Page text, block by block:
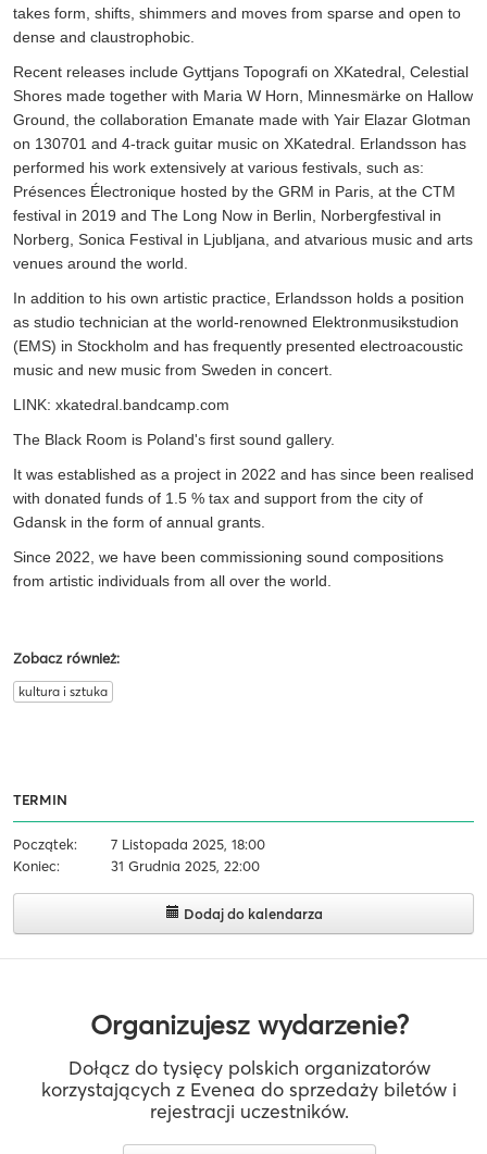
takes form, shifts, shimmers and moves from sparse and open to
dense and claustrophobic.
Recent releases include Gyttjans Topografi on XKatedral, Celestial
Shores made together with Maria W Horn, Minnesmärke on Hallow
Ground, the collaboration Emanate made with Yair Elazar Glotman
on 130701 and 4-track guitar music on XKatedral. Erlandsson has
performed his work extensively at various festivals, such as:
Présences Électronique hosted by the GRM in Paris, at the CTM
festival in 2019 and The Long Now in Berlin, Norbergfestival in
Norberg, Sonica Festival in Ljubljana, and atvarious music and arts
venues around the world.
In addition to his own artistic practice, Erlandsson holds a position
as studio technician at the world-renowned Elektronmusikstudion
(EMS) in Stockholm and has frequently presented electroacoustic
music and new music from Sweden in concert.
LINK: xkatedral.bandcamp.com
The Black Room is Poland's first sound gallery.
It was established as a project in 2022 and has since been realised
with donated funds of 1.5 % tax and support from the city of
Gdansk in the form of annual grants.
Since 2022, we have been commissioning sound compositions
from artistic individuals from all over the world.
Zobacz również:
kultura i sztuka
TERMIN
Początek:
7 Listopada 2025, 18:00
Koniec:
31 Grudnia 2025, 22:00
Dodaj do kalendarza
Organizujesz wydarzenie?
Dołącz do tysięcy polskich organizatorów
korzystających z Evenea do sprzedaży biletów i
rejestracji uczestników.